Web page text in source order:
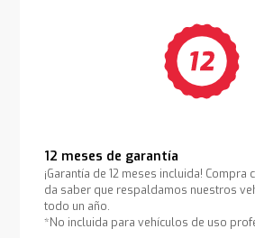
12 meses de garantía
¡Garantía de 12 meses incluida! Compra
da saber que respaldamos nuestros
todo un año.
*No incluida para vehículos de uso